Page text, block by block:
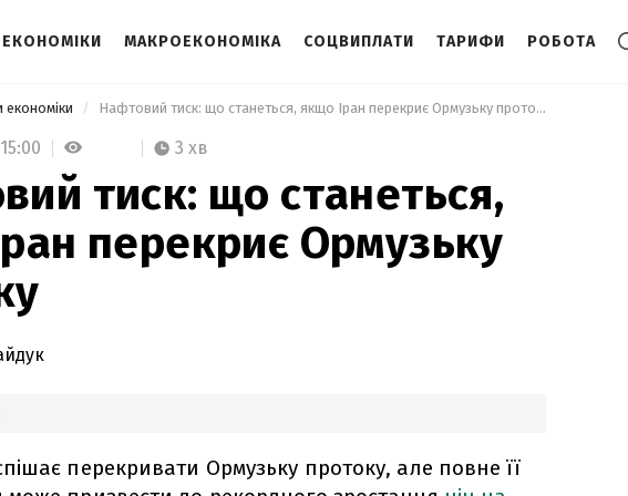
МАКРОЕКОНОМІКА СОЦВИПЛАТИ ТАРИФИ РОБОТА
економіки Нафтовий тиск: що станеться, якщо Іран перекриє Ормузьку протоку
15:00 3 хв
тиск: що станеться,
перекриє Ормузьку
перекривати Ормузьку протоку, але повне її